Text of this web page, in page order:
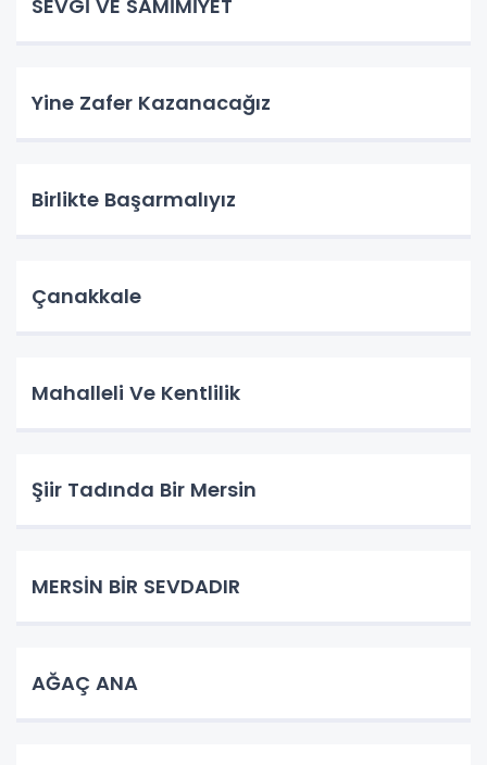
SEVGİ VE SAMİMİYET
Yine Zafer Kazanacağız
Birlikte Başarmalıyız
Çanakkale
Mahalleli Ve Kentlilik
Şiir Tadında Bir Mersin
MERSİN BİR SEVDADIR
AĞAÇ ANA